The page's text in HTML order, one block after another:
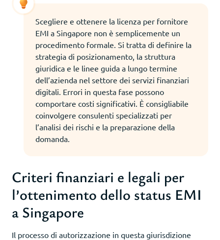
Scegliere e ottenere la licenza per fornitore
EMI a Singapore non è semplicemente un
procedimento formale. Si tratta di definire la
strategia di posizionamento, la struttura
giuridica e le linee guida a lungo termine
dell’azienda nel settore dei servizi finanziari
digitali. Errori in questa fase possono
comportare costi significativi. È consigliabile
coinvolgere consulenti specializzati per
l’analisi dei rischi e la preparazione della
domanda.
Criteri finanziari e legali per
l’ottenimento dello status EMI
a Singapore
Il processo di autorizzazione in questa giurisdizione